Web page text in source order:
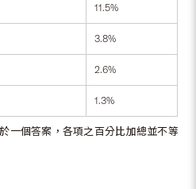
11.5%
3.8%
2.6%
1.3%
一個答案，各項之百分比加總並不等